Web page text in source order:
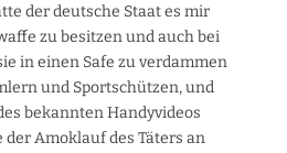
der deutsche Staat es mir
zu besitzen und auch bei
in einen Safe zu verdammen
und Sportschützen, und
bekannten Handyvideos
der Amoklauf des Täters an